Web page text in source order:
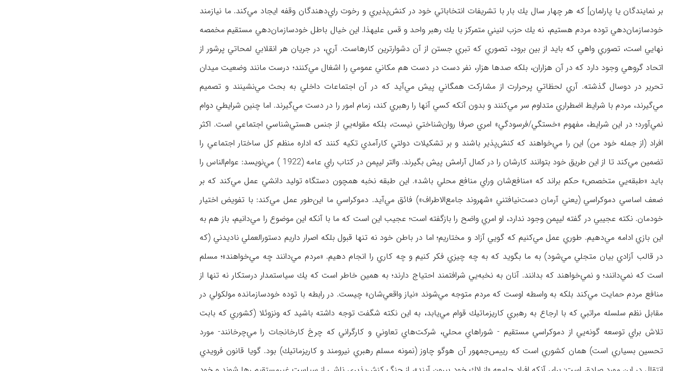
بر نمايندگان يا پارلمان] كه هر چهار سال يك بار با تشريفات انتخاباتي خود در كنش‌پذيري و رخوت راي‌دهندگان وقفه ايجاد مي‌كند. ما نيازمند
خودسازمان‌دهي توده مردم هستيم، نه يك حزب لنيني متمركز با يك رهبر واحد و قس عليهذا. اين خيال باطل خودسازمان‌دهي مستقيم مخمصه
نهايي است، تصوري واهي كه بايد از بين برود، تصوري كه تبري جستن از آن دشوارترين كارهاست. آري، در جريان هر انقلابي لمحاتي پرشور از
اتحاد گروهي وجود دارد كه در آن هزاران، بلكه صدها هزار، نفر دست در دست هم مكاني عمومي را اشغال مي‌كنند؛ درست مانند وضعيت ميدان
تحرير در دوسال گذشته. آري لحظاتي پرحرارت از مشاركت همگاني پيش مي‌آيد كه در آن اجتماعات داخلي به بحث مي‌نشينند و تصميم
مي‌گيرند، مردم با شرايط اضطراري متداوم سر مي‌كنند و بدون آنكه كسي آنها را رهبري كند، زمام امور را در دست مي‌گيرند. اما چنين شرايطي دوام
نمي‌آورد؛ در اين شرايط، مفهوم «خستگي/فرسودگي» امري صرفا روان‌شناختي نيست، بلكه مقوله‌يي از جنس هستي‌شناسي اجتماعي است. اكثر
افراد (از جمله خود من) اين را مي‌خواهند كه كنش‌پذير باشند و بر تشكيلات دولتي كارآمدي تكيه كنند كه اداره منظم كل ساختار اجتماعي را
تضمين مي‌كند تا از اين طريق خود بتوانند كارشان را در كمال آرامش پيش بگيرند. والتر ليپمن در كتاب راي عامه (1922 ) مي‌نويسد: عوام‌الناس را
بايد «طبقه‌يي متخصص» حكم براند كه «منافع‌شان وراي منافع محلي باشد». اين طبقه نخبه همچون دستگاه توليد دانشي عمل مي‌كند كه بر
ضعف اساسي دموكراسي (يعني آرمان دست‌نيافتني «شهروند جامع‌الاطراف») فائق مي‌آيد. دموكراسي ما اين‌طور عمل مي‌كند: با تفويض اختيار
خودمان. نكته عجيبي در گفته ليپمن وجود ندارد، او امري واضح را بازگفته است؛ عجيب اين است كه ما با آنكه اين موضوع را مي‌دانيم، باز هم به
اين بازي ادامه مي‌دهيم. طوري عمل مي‌كنيم كه گويي آزاد و مختاريم؛ اما در باطن خود نه تنها قبول بلكه اصرار داريم دستورالعملي ناديدني (كه
در قالب آزادي بيان متجلي مي‌شود) به ما بگويد كه به چه چيزي فكر كنيم و چه كاري را انجام دهيم. «مردم مي‌دانند چه مي‌خواهند»؛ مسلم
است كه نمي‌دانند؛ و نمي‌خواهند كه بدانند. آنان به نخبه‌يي شرافتمند احتياج دارند؛ به همين خاطر است كه يك سياستمدار درستكار نه تنها از
منافع مردم حمايت مي‌كند بلكه به واسطه اوست كه مردم متوجه مي‌شوند «نياز واقعي‌شان» چيست. در رابطه با توده خودسازمانده مولكولي در
مقابل نظم سلسله مراتبي كه با ارجاع به رهبري كاريزماتيك قوام مي‌يابد، به اين نكته شگفت توجه داشته باشيد كه ونزوئلا (كشوري كه بابت
تلاش براي توسعه گونه‌يي از دموكراسي مستقيم - شوراهاي محلي، شركت‌هاي تعاوني و كارگراني كه چرخ كارخانجات را مي‌چرخانند- مورد
تحسين بسياري است) همان كشوري است كه رييس‌جمهور آن هوگو چاوز (نمونه مسلم رهبري نيرومند و كاريزماتيك) بود. گويا قانون فرويدي